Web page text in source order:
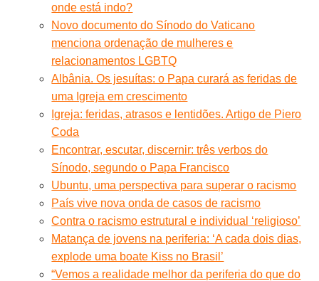
onde está indo?
Novo documento do Sínodo do Vaticano
menciona ordenação de mulheres e
relacionamentos LGBTQ
Albânia. Os jesuítas: o Papa curará as feridas de
uma Igreja em crescimento
Igreja: feridas, atrasos e lentidões. Artigo de Piero
Coda
Encontrar, escutar, discernir: três verbos do
Sínodo, segundo o Papa Francisco
Ubuntu, uma perspectiva para superar o racismo
País vive nova onda de casos de racismo
Contra o racismo estrutural e individual ‘religioso’
Matança de jovens na periferia: ‘A cada dois dias,
explode uma boate Kiss no Brasil’
“Vemos a realidade melhor da periferia do que do